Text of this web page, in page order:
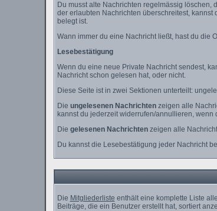
Du musst alte Nachrichten regelmässig löschen,
der erlaubten Nachrichten überschreitest,
belegt ist.
Wann immer du eine Nachricht ließt, hast du die
Lesebestätigung
Wenn du eine neue Private Nachricht sendest,
Nachricht schon gelesen hat, oder nicht.
Diese Seite ist in zwei Sektionen unterteilt:
Die ungelesenen Nachrichtenzeigen alle
kannst du jederzeit widerrufen/annullieren, wenn
Die gelesenen Nachrichtenzeigen alle
Du kannst die Lesebestätigung jeder Nachricht
Die Mitgliederliste enthält eine komplette Liste
Beiträge, die ein Benutzer erstellt hat, sortiert